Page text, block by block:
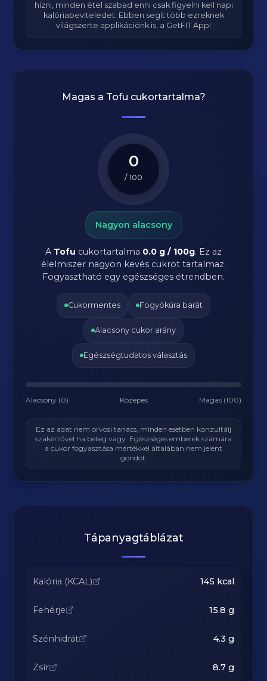
hízni, minden étel szabad enni csak figyelni kell napi
kalóriabeviteledet. Ebben segít több ezreknek
világszerte applikációnk is, a GetFIT App!
Magas a Tofu cukortartalma?
0
/ 100
Nagyon alacsony
A Tofu cukortartalma 0.0 g / 100g. Ez az
élelmiszer nagyon kevés cukrot tartalmaz.
Fogyasztható egy egészséges étrendben.
Cukormentes Fogyókúra barát
Alacsony cukor arány
Egészségtudatos választás
Alacsony (0) Közepes Magas (100)
Ez az adat nem orvosi tanács, minden esetben konzultálj
szakértővel ha beteg vagy. Egészséges emberek számára
a cukor fogyasztása mértékkel általában nem jelent
gondot.
Tápanyagtáblázat
Kalória (KCAL) 145 kcal
Fehérje 15.8 g
Szénhidrát 4.3 g
Zsír 8.7g